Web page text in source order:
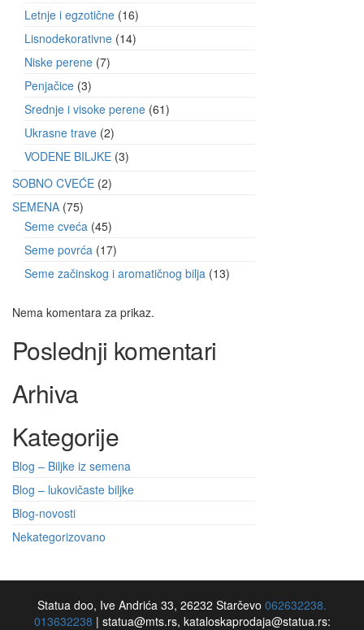
Letnje i egzotične 16
Lisnodekorativne 14
Niske perene 7
Penjačice 3
Srednje i visoke perene 61
Ukrasne trave 2
VODENE BILJKE 3
SOBNO CVEĆE 2
SEMENA 75
Seme cveća 45
Seme povrća 17
Seme začinskog i aromatičnog bilja 13
Nema komentara za prikaz.
Poslednji komentari
Arhiva
Kategorije
Blog – Biljke iz semena
Blog – lukovičaste biljke
Blog-novosti
Nekategorizovano
Statua doo, Ive Andrića 33, 26232 Starčevo 062632238.
013632238 | statua@mts.rs, kataloskaprodaja@statua.rs: